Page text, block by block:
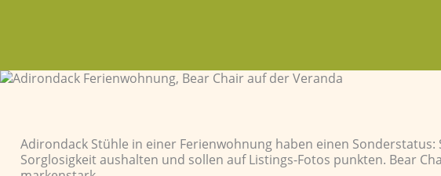
Adirondack Stühle in einer Ferienwohnung haben einen
Sorglosigkeit aushalten und sollen auf Listings-Fotos punkten. Bear